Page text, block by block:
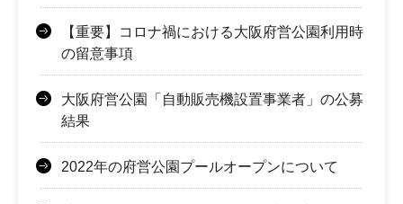
【重要】コロナ禍における大阪府営公園利用時
の留意事項
大阪府営公園「自動販売機設置事業者」の公募
結果
2022年の府営公園プールオープンについて